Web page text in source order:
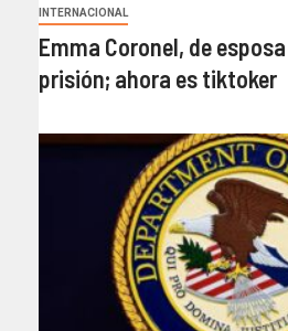
INTERNACIONAL
Emma Coronel, de
prisión; ahora es tiktoker